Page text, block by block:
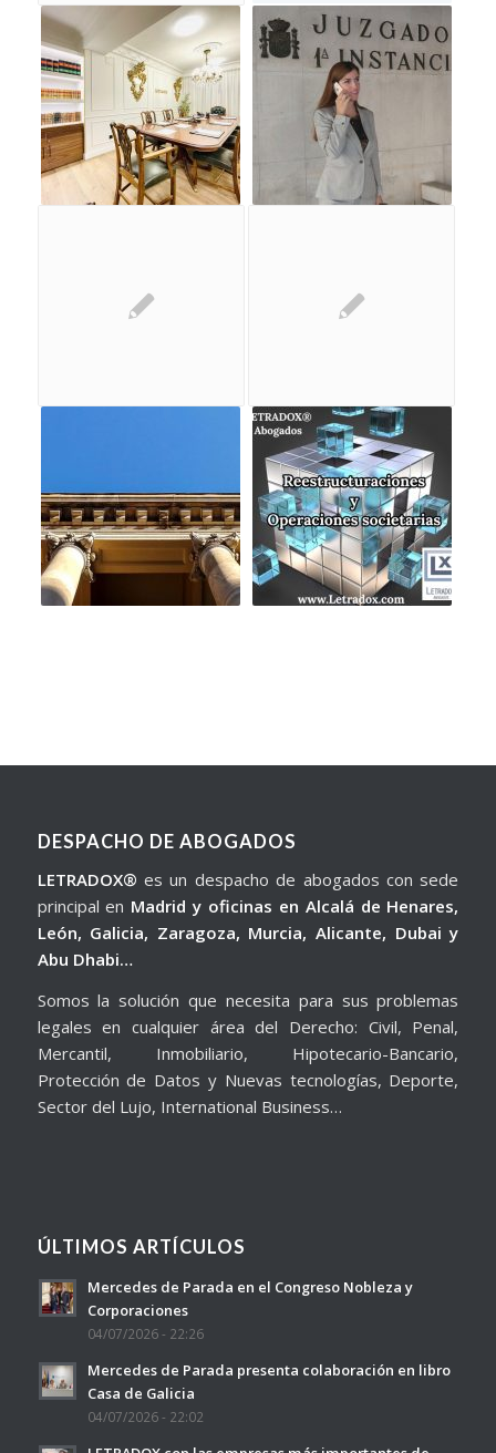
DESPACHO DE ABOGADOS
LETRADOX® es un despacho de abogados con sede
principal en Madrid y oficinas en Alcalá de Henares,
León, Galicia, Zaragoza, Murcia, Alicante, Dubai y
Abu Dhabi…
Somos la solución que necesita para sus problemas
legales en cualquier área del Derecho: Civil, Penal,
Mercantil, Inmobiliario, Hipotecario-Bancario,
Protección de Datos y Nuevas tecnologías, Deporte,
Sector del Lujo, International Business…
ÚLTIMOS ARTÍCULOS
Mercedes de Parada en el Congreso Nobleza y
Corporaciones
04/07/2026 - 22:26
Mercedes de Parada presenta colaboración en libro
Casa de Galicia
04/07/2026 - 22:02